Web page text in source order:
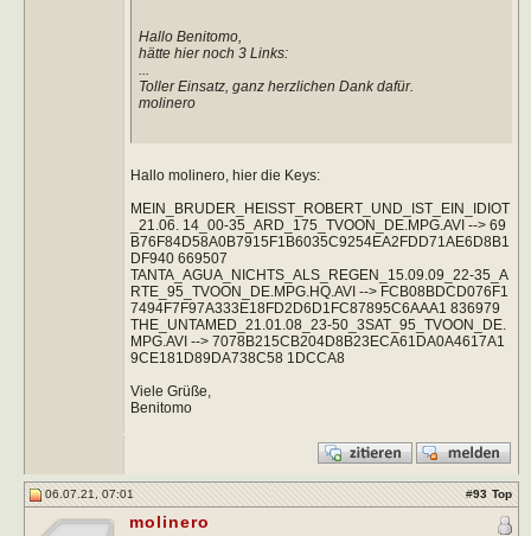
Hallo Benitomo,
hätte hier noch 3 Links:
Toller Einsatz, ganz herzlichen Dank dafür.
molinero
Hallo molinero, hier die Keys:
MEIN_BRUDER_HEISST_ROBERT_UND_IST_EIN_IDIOT
_21.06. 14_00-35_ARD_175_TVOON_DE.MPG.AVI --> 69
B76F84D58A0B7915F1B6035C9254EA2FDD71AE6D8B1
DF940 669507
TANTA_AGUA_NICHTS_ALS_REGEN_15.09.09_22-35_A
RTE_95_TVOON_DE.MPG.HQ.AVI --> FCB08BDCD076F1
7494F7F97A333E18FD2D6D1FC87895C6AAA1 836979
THE_UNTAMED_21.01.08_23-50_3SAT_95_TVOON_DE.
MPG.AVI --> 7078B215CB204D8B23ECA61DA0A4617A1
9CE181D89DA738C58 1DCCA8
Viele Grüße,
Benitomo
06.07.21, 07:01 #93 Top
molinero